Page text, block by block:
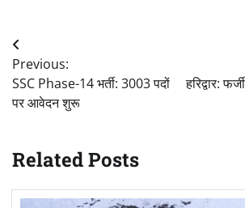
Post
navigation
Previous:
SSC Phase-14 भर्ती: 3003 पदों
पर आवेदन शुरू
हरिद्वार:
Related Posts